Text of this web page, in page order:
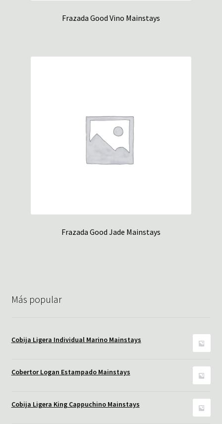
Frazada Good Vino Mainstays
Frazada Good Jade Mainstays
Más popular
Cobija Ligera Individual Marino Mainstays
Cobertor Logan Estampado Mainstays
Cobija Ligera King Cappuchino Mainstays